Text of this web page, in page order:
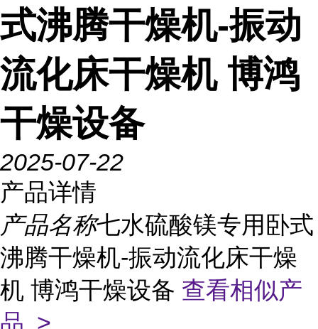
式沸腾干燥机-振动
流化床干燥机 博鸿
干燥设备
2025-07-22
产品详情
产品名称七水硫酸镁专用卧式
沸腾干燥机-振动流化床干燥
机 博鸿干燥设备 查看相似产
品 >